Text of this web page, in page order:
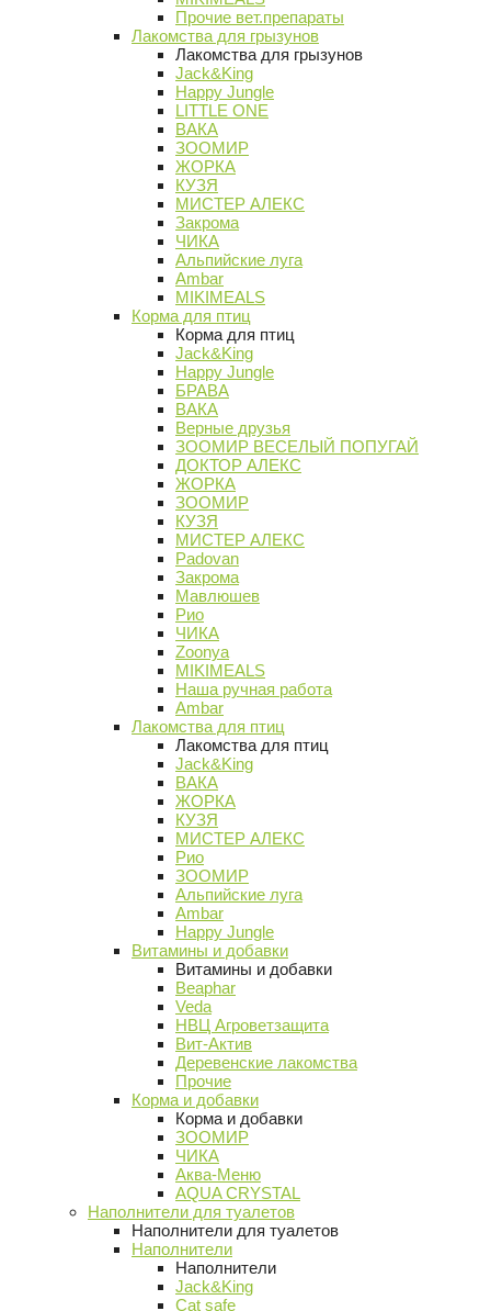
Прочие вет.препараты
Лакомства для грызунов
Лакомства для грызунов
Jack&King
Happy Jungle
LITTLE ONE
ВАКА
ЗООМИР
ЖОРКА
КУЗЯ
МИСТЕР АЛЕКС
Закрома
ЧИКА
Альпийские луга
Ambar
MIKIMEALS
Корма для птиц
Корма для птиц
Jack&King
Happy Jungle
БРАВА
ВАКА
Верные друзья
ЗООМИР ВЕСЕЛЫЙ ПОПУГАЙ
ДОКТОР АЛЕКС
ЖОРКА
ЗООМИР
КУЗЯ
МИСТЕР АЛЕКС
Padovan
Закрома
Мавлюшев
Рио
ЧИКА
Zoonya
MIKIMEALS
Наша ручная работа
Ambar
Лакомства для птиц
Лакомства для птиц
Jack&King
ВАКА
ЖОРКА
КУЗЯ
МИСТЕР АЛЕКС
Рио
ЗООМИР
Альпийские луга
Ambar
Happy Jungle
Витамины и добавки
Витамины и добавки
Beaphar
Veda
НВЦ Агроветзащита
Вит-Актив
Деревенские лакомства
Прочие
Корма и добавки
Корма и добавки
ЗООМИР
ЧИКА
Аква-Меню
AQUA CRYSTAL
Наполнители для туалетов
Наполнители для туалетов
Наполнители
Наполнители
Jack&King
Cat safe